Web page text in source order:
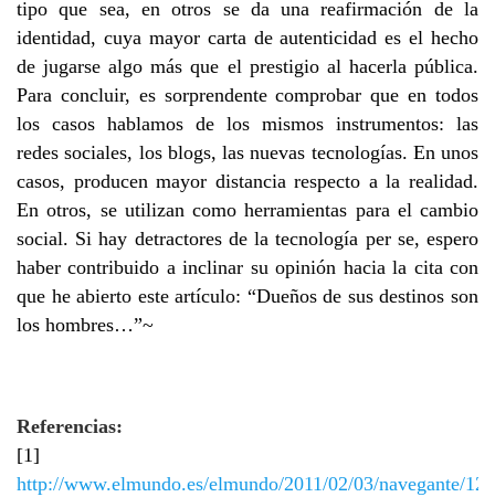
tipo que sea, en otros se da una reafirmación de la
identidad, cuya mayor carta de autenticidad es el hecho
de jugarse algo más que el prestigio al hacerla pública.
Para concluir, es sorprendente comprobar que en todos
los casos hablamos de los mismos instrumentos: las
redes sociales, los blogs, las nuevas tecnologías. En unos
casos, producen mayor distancia respecto a la realidad.
En otros, se utilizan como herramientas para el cambio
social. Si hay detractores de la tecnología per se, espero
haber contribuido a inclinar su opinión hacia la cita con
que he abierto este artículo: “Dueños de sus destinos son
los hombres…”~
Referencias:
[1]
http://www.elmundo.es/elmundo/2011/02/03/navegante/